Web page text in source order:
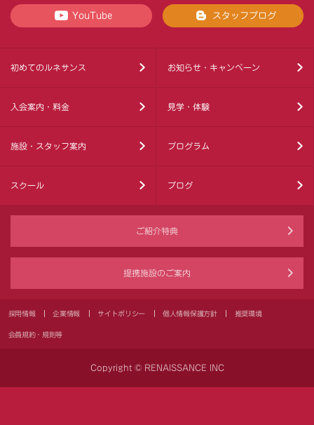
YouTube スタッフブログ
初めてのルネサンス お知らせ・キャンペーン
入会案内・料金 見学・体験
施設・スタッフ案内 プログラム
スクール ブログ
ご紹介特典
提携施設のご案内
採用情報 企業情報 サイトポリシー 個人情報保護方針 推奨環境
会員規約・規則等
Copyright © RENAISSANCE INC